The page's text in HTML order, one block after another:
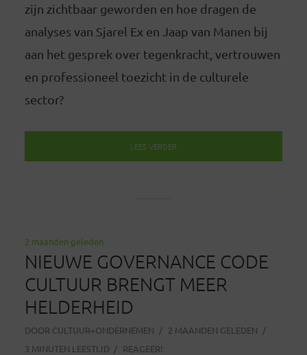
zijn zichtbaar geworden en hoe dragen de
analyses van Sjarel Ex en Jaap van Manen bij
aan het gesprek over tegenkracht, vertrouwen
en professioneel toezicht in de culturele
sector?
LEES VERDER
2 maanden geleden
NIEUWE GOVERNANCE CODE
CULTUUR BRENGT MEER
HELDERHEID
DOOR CULTUUR+ONDERNEMEN
2 MAANDEN GELEDEN
3 MINUTEN LEESTIJD
REAGEER!